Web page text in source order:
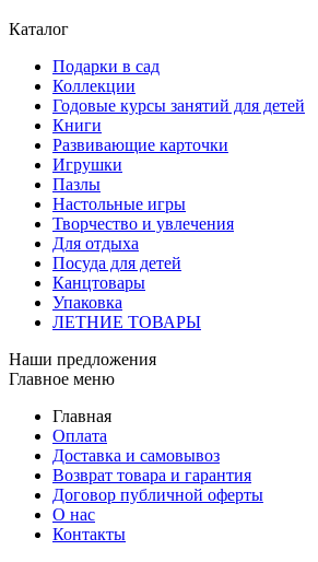
Каталог
Подарки в сад
Коллекции
Годовые курсы занятий для детей
Книги
Развивающие карточки
Игрушки
Пазлы
Настольные игры
Творчество и увлечения
Для отдыха
Посуда для детей
Канцтовары
Упаковка
ЛЕТНИЕ ТОВАРЫ
Наши предложения
Главное меню
Главная
Оплата
Доставка и самовывоз
Возврат товара и гарантия
Договор публичной оферты
О нас
Контакты